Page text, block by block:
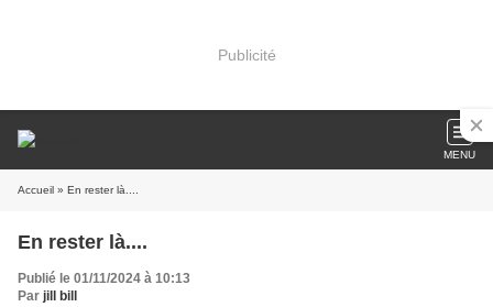
Publicité
MENU
Accueil » En rester là....
En rester là....
Publié le 01/11/2024 à 10:13
Par jill bill